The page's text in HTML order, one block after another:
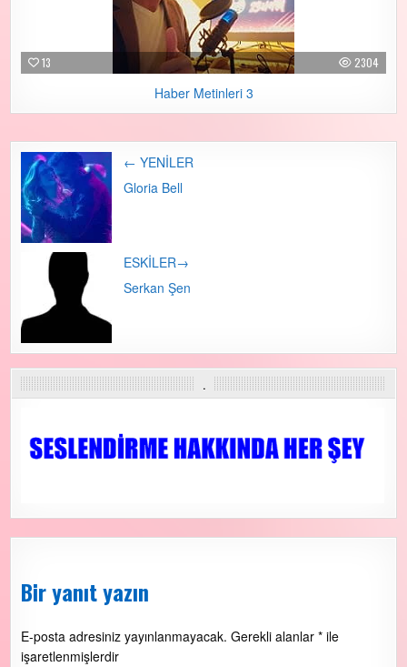
13 2304
Haber Metinleri 3
Post navigation
← YENİLER
Gloria Bell
ESKİLER→
Serkan Şen
.
Bir yanıt yazın
E-posta adresiniz yayınlanmayacak. Gerekli alanlar* ile
işaretlenmişlerdir